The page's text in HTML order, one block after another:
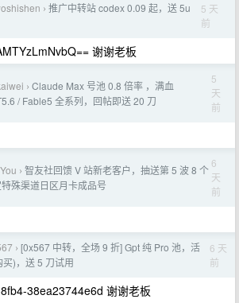
› 推广中转站 codex 0.09 起，送 5u
5 天
前
谢谢老板
› Claude Max 号池 0.8 倍率 ，满血
/ Fable5 全系列，回帖即送 20 刀
5
天
前
› 智友社回馈 V 站新老客户，抽送第 5 波 8 个
殊渠道日区月卡成品号
6
天
前
› [0x567 中转，全场 9 折] Gpt 纯 Pro 池，活
)，送 5 刀试用
6 天
前
38ea23744e6d 谢谢老板